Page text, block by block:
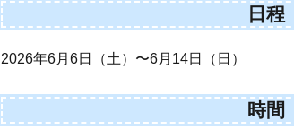
日程
2026年6月6日（土）〜6月14日（日）
時間